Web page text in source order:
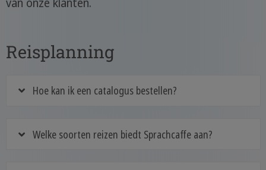
Reisplanning
Hoe kan ik een catalogus bestellen?
Welke soorten reizen biedt Sprachcaffe aan?